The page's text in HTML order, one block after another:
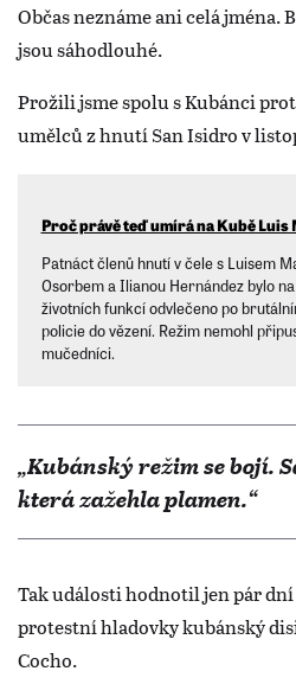
Občas neznáme ani celá
jsou sáhodlouhé.
Prožili jsme spolu s Kubánci
umělců z hnutí San Isidro v
Proč právě teď umírá na Kubě Luis
Patnáct členů hnutí v čele s Luisem
Osorbem a Ilianou Hernández bylo
životních funkcí odvlečeno po
policie do vězení. Režim nemohl
mučedníci.
„Kubánský režim se bojí.
která zažehla plamen.“
Tak události hodnotil jen pár
protestní hladovky kubánský
Cocho.